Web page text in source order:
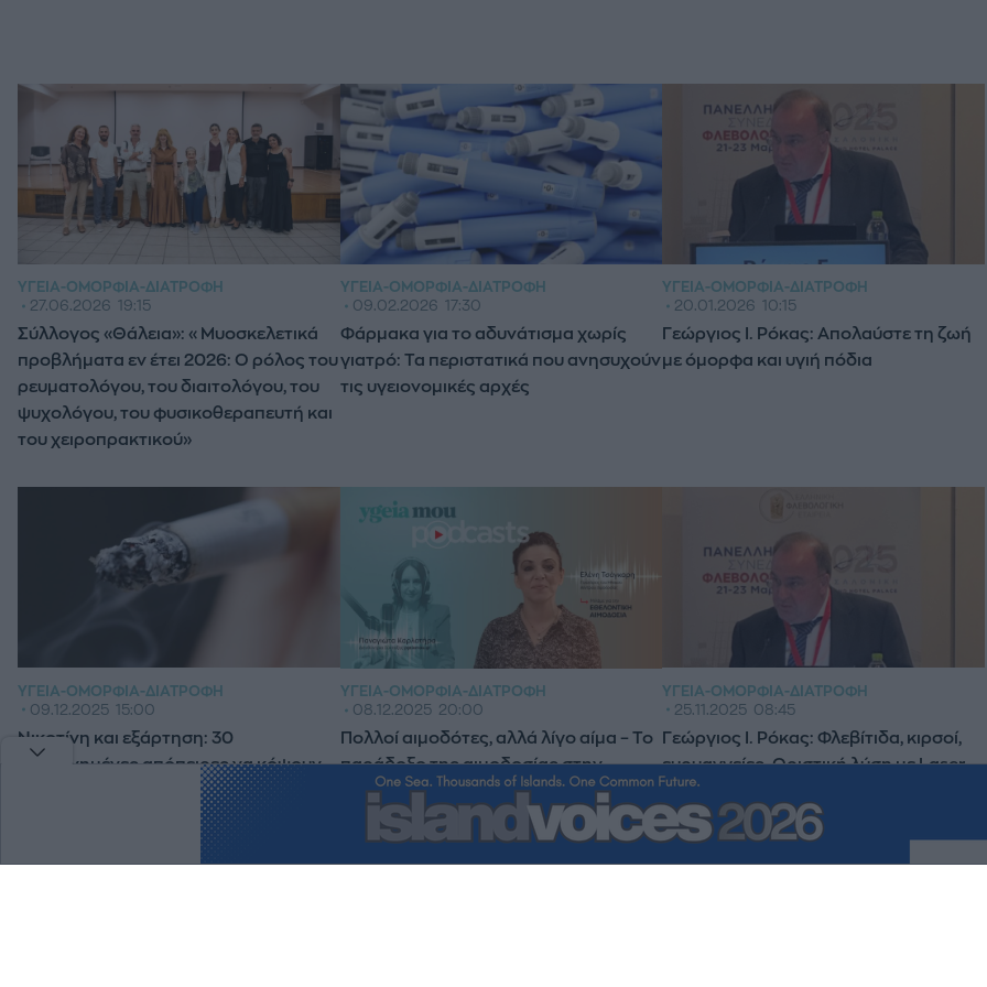
ΥΓΕΊΑ-ΟΜΟΡΦΙΆ-ΔΙΑΤΡΟΦΉ
27.06.2026 19:15
Σύλλογος «Θάλεια»: «Μυοσκελετικά
προβλήματα εν έτει 2026: Ο ρόλος του
ρευματολόγου, του διαιτολόγου, του
ψυχολόγου, του φυσικοθεραπευτή και
του χειροπρακτικού»
ΥΓΕΊΑ-ΟΜΟΡΦΙΆ-ΔΙΑΤΡΟΦΉ
09.02.2026 17:30
Φάρμακα για το αδυνάτισμα χωρίς
γιατρό: Τα περιστατικά που ανησυχούν
τις υγειονομικές αρχές
ΥΓΕΊΑ-ΟΜΟΡΦΙΆ-ΔΙΑΤΡΟΦΉ
20.01.2026 10:15
Γεώργιος Ι. Ρόκας: Απολαύστε τη ζωή
με όμορφα και υγιή πόδια
ΥΓΕΊΑ-ΟΜΟΡΦΙΆ-ΔΙΑΤΡΟΦΉ
09.12.2025 15:00
Νικοτίνη και εξάρτηση: 30
αποτυχημένες απόπειρες να κόψουν
το κάπνισμα 1 στους 2 Έλληνες
ΥΓΕΊΑ-ΟΜΟΡΦΙΆ-ΔΙΑΤΡΟΦΉ
08.12.2025 20:00
Πολλοί αιμοδότες, αλλά λίγο αίμα – Το
παράδοξο της αιμοδοσίας στην
Ελλάδα
ΥΓΕΊΑ-ΟΜΟΡΦΙΆ-ΔΙΑΤΡΟΦΉ
25.11.2025 08:45
Γεώργιος Ι. Ρόκας: Φλεβίτιδα, κιρσοί,
ευρυαγγείες. Οριστική λύση με Laser